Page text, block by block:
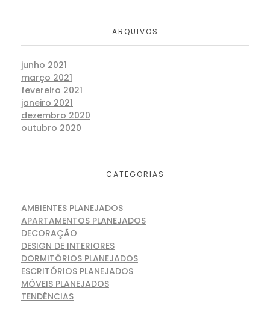
ARQUIVOS
junho 2021
março 2021
fevereiro 2021
janeiro 2021
dezembro 2020
outubro 2020
CATEGORIAS
AMBIENTES PLANEJADOS
APARTAMENTOS PLANEJADOS
DECORAÇÃO
DESIGN DE INTERIORES
DORMITÓRIOS PLANEJADOS
ESCRITÓRIOS PLANEJADOS
MÓVEIS PLANEJADOS
TENDÊNCIAS